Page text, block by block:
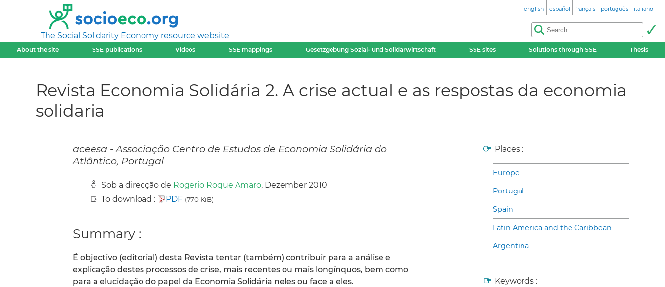
The Social Solidarity Economy resource website
english español français português italiano
About the site SSE publications Videos SSE mappings Gesetzgebung Sozial- und Solidarwirtschaft SSE sites Solutions through SSE Thesis
Revista Economia Solidária 2. A crise actual e as respostas da economia
solidaria
aceesa - Associação Centro de Estudos de Economia Solidária do
Atlântico, Portugal
Sob a direcção de Rogerio Roque Amaro, Dezember 2010
To download :
PDF (770 KiB)
Summary :
É objectivo (editorial) desta Revista tentar (também) contribuir para a análise e
explicação destes processos de crise, mais recentes ou mais longínquos, bem como
para a elucidação do papel da Economia Solidária neles ou face a eles.
Places :
Europe
Portugal
Spain
Latin America and the Caribbean
Argentina
Keywords :